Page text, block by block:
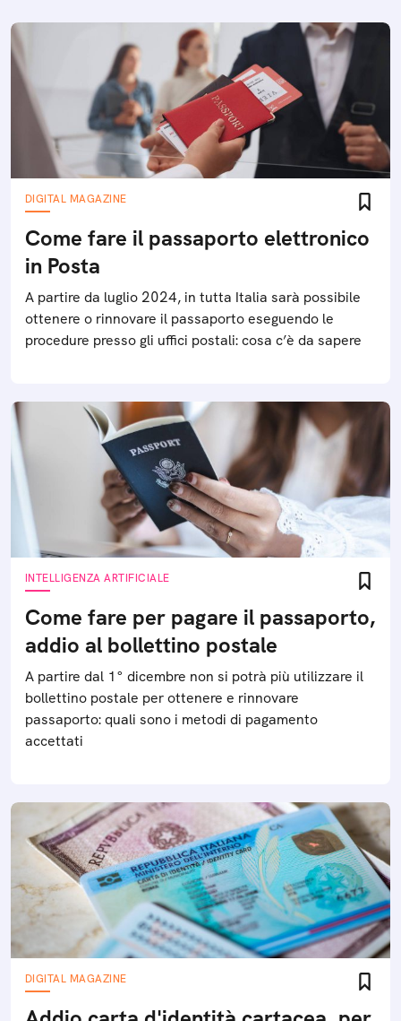
DIGITAL MAGAZINE
Come fare il passaporto elettronico
in Posta
A partire da luglio 2024, in tutta Italia sarà possibile
ottenere o rinnovare il passaporto eseguendo le
procedure presso gli uffici postali: cosa c’è da sapere
INTELLIGENZA ARTIFICIALE
Come fare per pagare il passaporto,
addio al bollettino postale
A partire dal 1° dicembre non si potrà più utilizzare il
bollettino postale per ottenere e rinnovare
passaporto: quali sono i metodi di pagamento
accettati
DIGITAL MAGAZINE